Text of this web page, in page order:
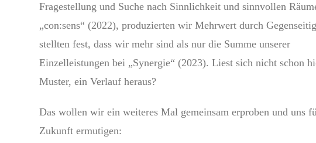
Fragestellung und Suche nach Sinnlichkeit und sinnvollen
„con:sens“ (2022), produzierten wir Mehrwert durch
stellten fest, dass wir mehr sind als nur die Summe unserer
Einzelleistungen bei „Synergie“ (2023). Liest sich nicht schon
Muster, ein Verlauf heraus?
Das wollen wir ein weiteres Mal gemeinsam erproben und uns
Zukunft ermutigen: